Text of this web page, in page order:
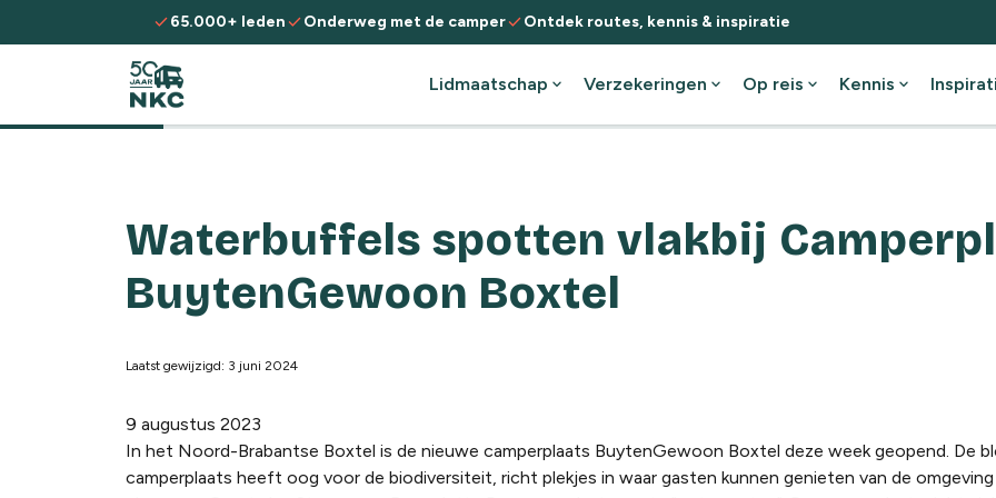
Spring naar de inhoud
check65.000+ ledencheckOnderweg met de campercheckOntdek routes, kennis & inspiratie
Lidmaatschap expand_more Verzekeringen expand_more Op reis expand_more Kennis expand_more
Waterbuffels spotten vlakbij
BuytenGewoon Boxtel
Laatst gewijzigd: 3 juni 2024
9 augustus 2023
In het Noord-Brabantse Boxtel is de nieuwe camperplaats BuytenGewoon Boxtel deze week geopend. De
camperplaats heeft oog voor de biodiversiteit, richt plekjes in waar gasten kunnen genieten van de